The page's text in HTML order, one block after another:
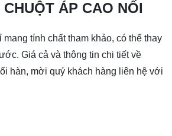
ÁP CAO NỐI
tính chất tham khảo, có thể thay
Giá cả và thông tin chi tiết về
hàn, mời quý khách hàng liên hệ với